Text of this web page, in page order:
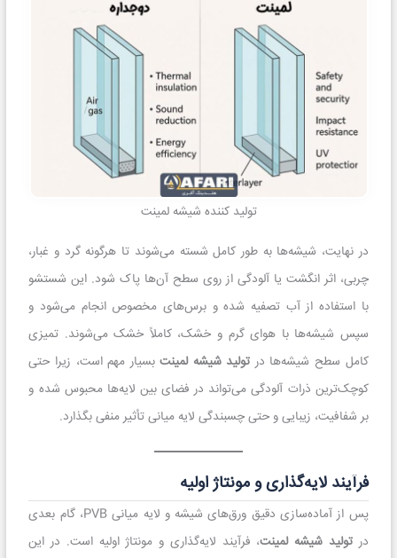
تولید کننده شیشه لمینت
در نهایت، شیشه‌ها به طور کامل شسته می‌شوند تا هرگونه گرد و غبار،
چربی، اثر انگشت یا آلودگی از روی سطح آن‌ها پاک شود. این شستشو
با استفاده از آب تصفیه شده و برس‌های مخصوص انجام می‌شود و
سپس شیشه‌ها با هوای گرم و خشک، کاملاً خشک می‌شوند. تمیزی
کامل سطح شیشه‌ها در تولید شیشه لمینتبسیار مهم است، زیرا حتی
کوچک‌ترین ذرات آلودگی می‌تواند در فضای بین لایه‌ها محبوس شده و
بر شفافیت، زیبایی و حتی چسبندگی لایه میانی تأثیر منفی بگذارد.
فرآیند لایه‌گذاری و مونتاژ اولیه
پس از آماده‌سازی دقیق ورق‌های شیشه و لایه میانی PVB، گام بعدی
درتولید شیشه لمینت، فرآیند لایه‌گذاری و مونتاژ اولیه است. در این